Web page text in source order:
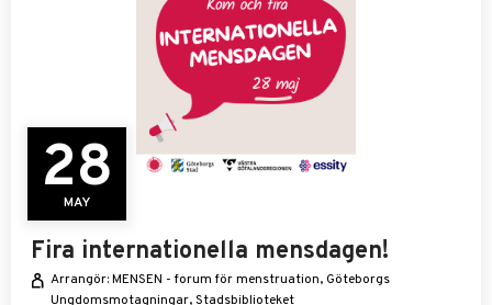
28
MAY
Fira internationella mensdagen!
Arrangör: MENSEN - forum för menstruation, Göteborgs
Ungdomsmotagningar, Stadsbiblioteket